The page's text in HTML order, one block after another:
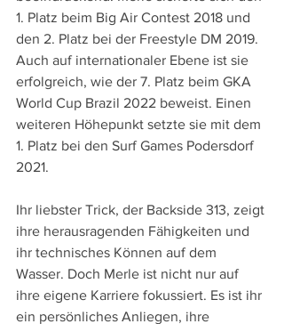
1. Platz beim Big Air Contest 2018 und
den 2. Platz bei der Freestyle DM 2019.
Auch auf internationaler Ebene ist sie
erfolgreich, wie der 7. Platz beim GKA
World Cup Brazil 2022 beweist. Einen
weiteren Höhepunkt setzte sie mit dem
1. Platz bei den Surf Games Podersdorf
2021.
Ihr liebster Trick, der Backside 313, zeigt
ihre herausragenden Fähigkeiten und
ihr technisches Können auf dem
Wasser. Doch Merle ist nicht nur auf
ihre eigene Karriere fokussiert. Es ist ihr
ein persönliches Anliegen, ihre